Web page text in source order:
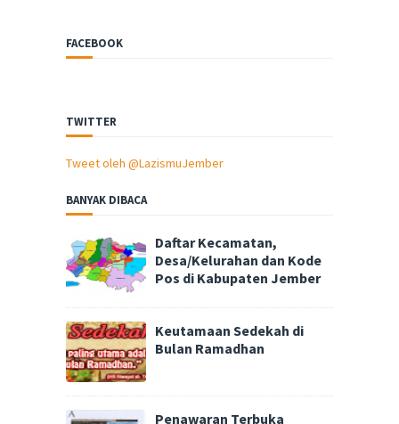
FACEBOOK
TWITTER
Tweet oleh @LazismuJember
BANYAK DIBACA
Daftar Kecamatan,
Desa/Kelurahan dan Kode
Pos di Kabupaten Jember
Keutamaan Sedekah di
Bulan Ramadhan
Penawaran Terbuka